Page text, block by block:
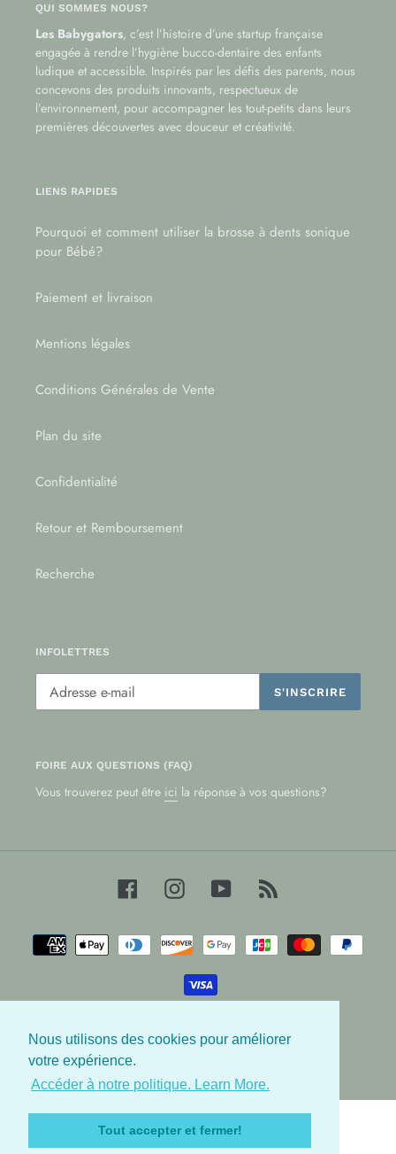
Nous utilisons des cookies pour améliorer
votre expérience.
Accéder à notre politique. Learn More.
Tout accepter et fermer!
QUI SOMMES NOUS?
Les Babygators, c’est l’histoire d’une startup française
engagée à rendre l’hygiène bucco-dentaire des enfants
ludique et accessible. Inspirés par les défis des parents, nous
concevons des produits innovants, respectueux de
l’environnement, pour accompagner les tout-petits dans leurs
premières découvertes avec douceur et créativité.
LIENS RAPIDES
Pourquoi et comment utiliser la brosse à dents sonique
pour Bébé?
Paiement et livraison
Mentions légales
Conditions Générales de Vente
Plan du site
Confidentialité
Retour et Remboursement
Recherche
INFOLETTRES
S'INSCRIRE
FOIRE AUX QUESTIONS (FAQ)
Vous trouverez peut être ici la réponse à vos questions?
FacebookInstagramYouTube
Moyens
de
paiement
© 2026,Les Babygators
Utilisez
flèches